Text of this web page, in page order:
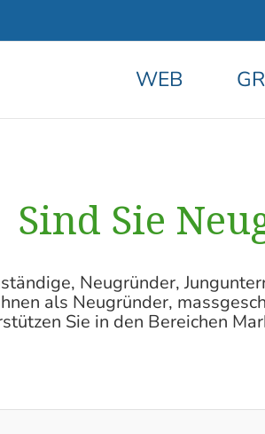
WEB
Sind Sie
Neugründer,
als Neugründer,
Sie in den Bereichen